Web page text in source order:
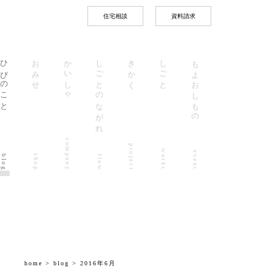
住宅相談 資料請求
もよおしもの
event
しごと
works
きかく
project
しごとのながれ
flow
かいしゃ
company
おみせ
shop
ひびのこと
blog
home > blog > 2016年6月